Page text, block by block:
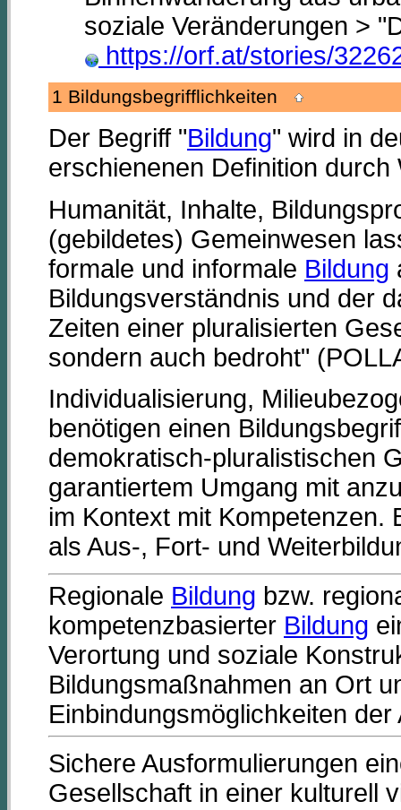
soziale Veränderungen >
https://orf.at/stories/
1 Bildungsbegrifflichkeiten
Der Begriff "Bildung" wird in
erschienenen Definition
Humanität, Inhalte,
(gebildetes) Gemeinwesen
formale und informale Bildung
Bildungsverständnis und der
Zeiten einer pluralisierten
sondern auch bedroht"
Individualisierung,
benötigen einen
demokratisch-pluralistischen
garantiertem Umgang mit
im Kontext mit Kompetenzen.
als Aus-, Fort- und
Regionale Bildung bzw.
kompetenzbasierter Bildung
Verortung und soziale
Bildungsmaßnahmen an Ort
Einbindungsmöglichkeiten
Sichere Ausformulierungen
Gesellschaft in einer kulturell